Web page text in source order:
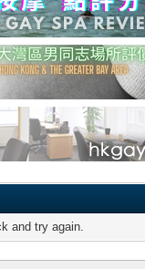
and try again.